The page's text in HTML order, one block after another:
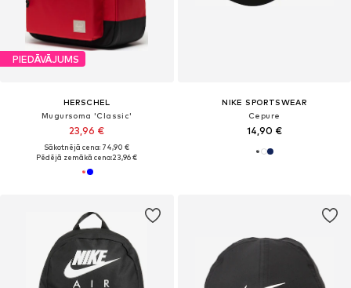
PIEDĀVĀJUMS
HERSCHEL
Mugursoma 'Classic'
23,96 €
Sākotnējā cena: 74,90 €
Pēdējā zemākā cena:23,96 €
NIKE SPORTSWEAR
Cepure
14,90 €